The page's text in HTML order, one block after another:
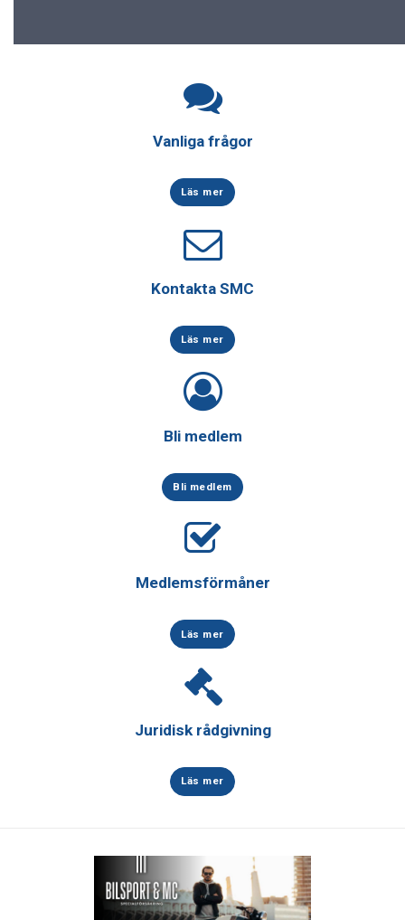
Vanliga frågor
Läs mer
Kontakta SMC
Läs mer
Bli medlem
Bli medlem
Medlemsförmåner
Läs mer
Juridisk rådgivning
Läs mer